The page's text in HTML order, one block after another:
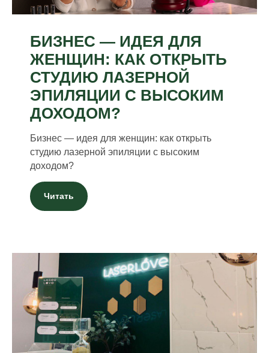
БИЗНЕС — ИДЕЯ ДЛЯ
ЖЕНЩИН: КАК ОТКРЫТЬ
СТУДИЮ ЛАЗЕРНОЙ
ЭПИЛЯЦИИ С ВЫСОКИМ
ДОХОДОМ?
Бизнес — идея для женщин: как открыть
студию лазерной эпиляции с высоким
доходом?
Читать